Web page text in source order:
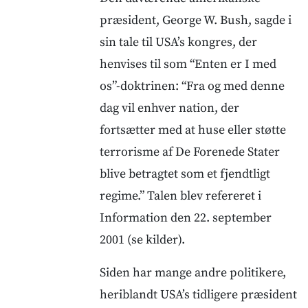
præsident, George W. Bush, sagde i
sin tale til USA’s kongres, der
henvises til som “Enten er I med
os”-doktrinen: “Fra og med denne
dag vil enhver nation, der
fortsætter med at huse eller støtte
terrorisme af De Forenede Stater
blive betragtet som et fjendtligt
regime.” Talen blev refereret i
Information den 22. september
2001 (se kilder).
Siden har mange andre politikere,
heriblandt USA’s tidligere præsident